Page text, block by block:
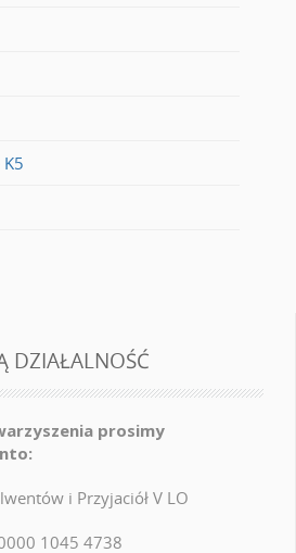
DZIAŁALNOŚĆ
prosimy
i Przyjaciół V LO
1045 4738